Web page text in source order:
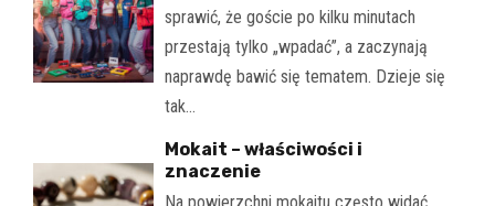
sprawić, że goście po kilku minutach
przestają tylko „wpadać”, a zaczynają
naprawdę bawić się tematem. Dzieje się
tak…
Mokait – właściwości i
znaczenie